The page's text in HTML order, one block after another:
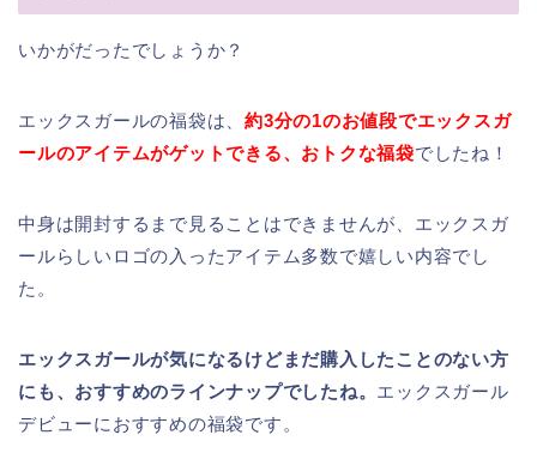
いかがだったでしょうか？
エックスガールの福袋は、約3分の1のお値段でエックスガ
ールのアイテムがゲットできる、おトクな福袋でしたね！
中身は開封するまで見ることはできませんが、エックスガ
ールらしいロゴの入ったアイテム多数で嬉しい内容でし
た。
エックスガールが気になるけどまだ購入したことのない方
にも、おすすめのラインナップでしたね。 エックスガール
デビューにおすすめの福袋です。